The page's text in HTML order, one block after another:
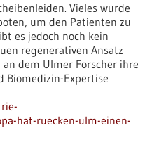
Vieles wurde
um den Patienten zu
es jedoch noch kein
regenerativen Ansatz
dem Ulmer Forscher ihre
Biomedizin-Expertise
hat-ruecken-ulm-einen-